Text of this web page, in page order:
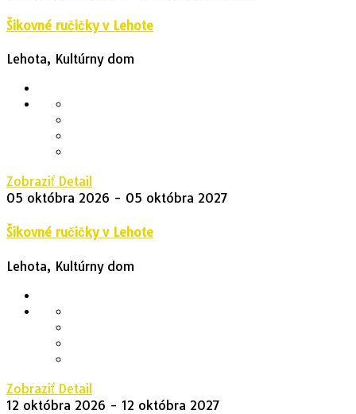
Šikovné ručičky v Lehote
Lehota, Kultúrny dom
Zobraziť Detail
05 októbra 2026 - 05 októbra 2027
Šikovné ručičky v Lehote
Lehota, Kultúrny dom
Zobraziť Detail
12 októbra 2026 - 12 októbra 2027